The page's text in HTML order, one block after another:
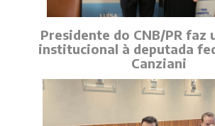
Presidente do CNB/PR faz
institucional à deputada
Canziani